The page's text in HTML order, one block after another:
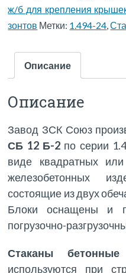
ж/б для крепления
зонтов Метки: 1.494-24,
Описание
Описание
Завод ЗСК Союз
СБ 12 Б-2 по серии
виде квадратных
железобетонных
состоящие из двух
Блоки оснащены и
погрузочно-
Стаканы
используются при